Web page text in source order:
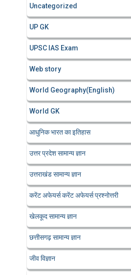
Uncategorized
UP GK
UPSC IAS Exam
Web story
World Geography(English)
World GK
आधुनिक भारत का इतिहास
उत्तर प्रदेश सामान्य ज्ञान
उत्तराखंड सामान्य ज्ञान
करेंट अफेयर्स करेंट अफेयर्स प्रश्नोत्तरी
खेलकूद सामान्य ज्ञान
छत्तीसगढ़ सामान्य ज्ञान
जीव विज्ञान